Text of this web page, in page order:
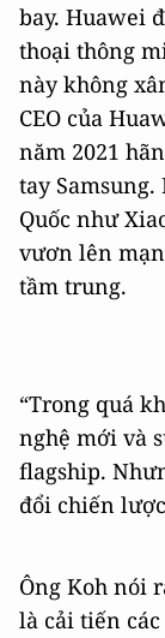
bay. Huawei
thoại thông
này không
CEO của
năm 2021
tay
Quốc như
vươn lên
tầm trung.
“Trong quá
nghệ mới và
flagship.
đổi chiến
Ông Koh nói
là cải tiến